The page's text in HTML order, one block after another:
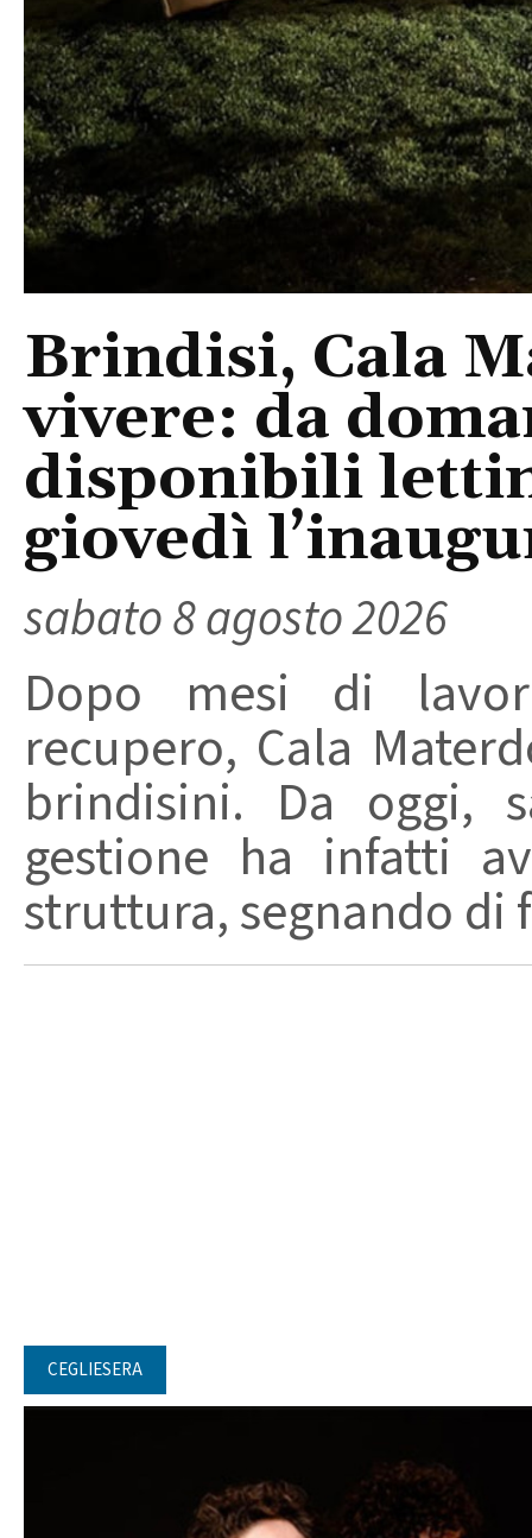
Brindisi, Cala
vivere: da
disponibili
giovedì
sabato 8 agosto 2026
Dopo mesi di
recupero, Cala
brindisini. Da oggi,
gestione ha infatti
struttura, segnando di
CEGLIESERA